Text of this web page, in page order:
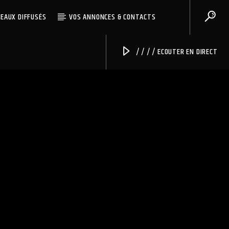
DIFFUSÉS VOS ANNONCES & CONTACTS
/ / / / ECOUTER EN DIRECT